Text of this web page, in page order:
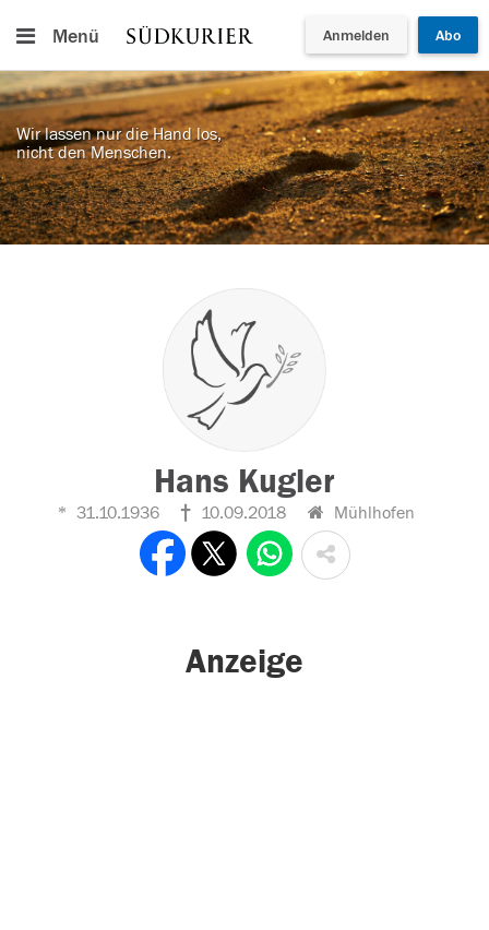
Menü Anmelden Abo
Wir lassen nur die Hand los,
nicht den Menschen.
Hans Kugler
31.10.1936 10.09.2018 Mühlhofen
Anzeige